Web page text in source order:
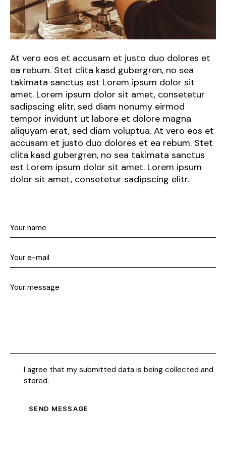
At vero eos et accusam et justo duo dolores et
ea rebum. Stet clita kasd gubergren, no sea
takimata sanctus est Lorem ipsum dolor sit
amet. Lorem ipsum dolor sit amet, consetetur
sadipscing elitr, sed diam nonumy eirmod
tempor invidunt ut labore et dolore magna
aliquyam erat, sed diam voluptua. At vero eos et
accusam et justo duo dolores et ea rebum. Stet
clita kasd gubergren, no sea takimata sanctus
est Lorem ipsum dolor sit amet. Lorem ipsum
dolor sit amet, consetetur sadipscing elitr.
I agree that my submitted data is being collected and
stored.
SEND MESSAGE